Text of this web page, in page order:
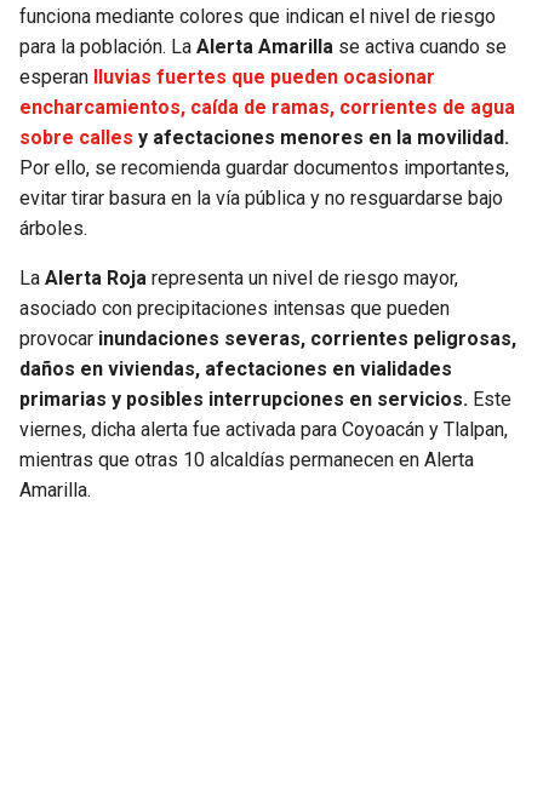
funciona mediante colores que indican el nivel de riesgo
para la población. La Alerta Amarilla se activa cuando se
esperan
lluvias fuertes que pueden ocasionar
encharcamientos, caída de ramas, corrientes de agua
sobre calles y afectaciones menores en la movilidad.
Por ello, se recomienda guardar documentos importantes,
evitar tirar basura en la vía pública y no resguardarse bajo
árboles.
La Alerta Roja representa un nivel de riesgo mayor,
asociado con precipitaciones intensas que pueden
provocar inundaciones severas, corrientes peligrosas,
daños en viviendas, afectaciones en vialidades
primarias y posibles interrupciones en servicios. Este
viernes, dicha alerta fue activada para Coyoacán y Tlalpan,
mientras que otras 10 alcaldías permanecen en Alerta
Amarilla.